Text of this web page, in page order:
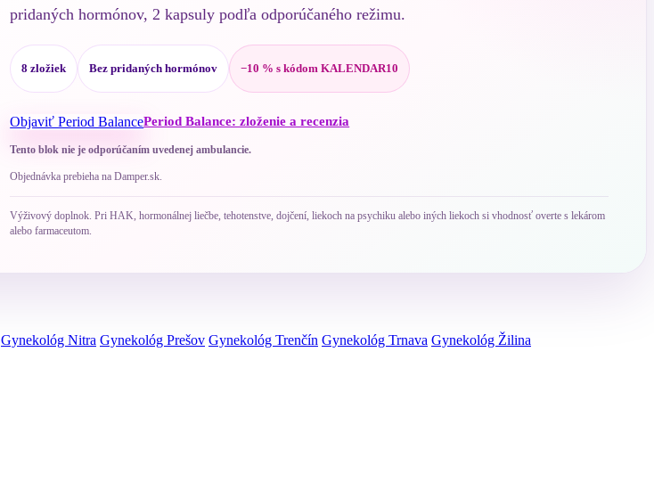
pridaných hormónov, 2 kapsuly podľa odporúčaného režimu.
8 zložiek Bez pridaných hormónov −10 % s kódom KALENDAR10
Objaviť Period BalancePeriod Balance: zloženie a recenzia
Tento blok nie je odporúčaním uvedenej ambulancie.
Objednávka prebieha na Damper.sk.
Výživový doplnok. Pri HAK, hormonálnej liečbe, tehotenstve, dojčení, liekoch na psychiku alebo iných liekoch si vhodnosť overte s lekárom
alebo farmaceutom.
Gynekológ Nitra Gynekológ Prešov Gynekológ Trenčín Gynekológ Trnava Gynekológ Žilina